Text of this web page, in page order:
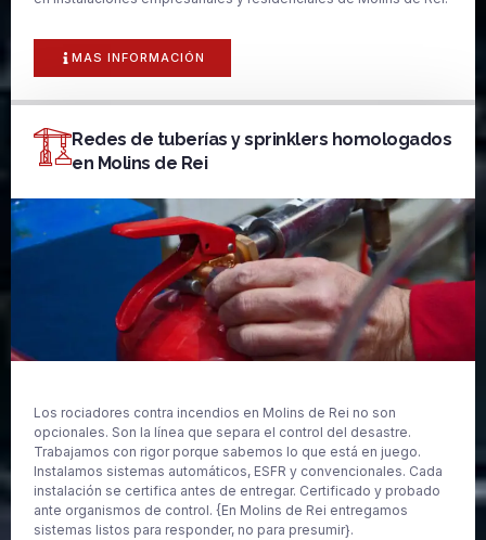
MAS INFORMACIÓN
Redes de tuberías y sprinklers homologados
en Molins de Rei
Los rociadores contra incendios en Molins de Rei no son
opcionales. Son la línea que separa el control del desastre.
Trabajamos con rigor porque sabemos lo que está en juego.
Instalamos sistemas automáticos, ESFR y convencionales. Cada
instalación se certifica antes de entregar. Certificado y probado
ante organismos de control. {En Molins de Rei entregamos
sistemas listos para responder, no para presumir}.